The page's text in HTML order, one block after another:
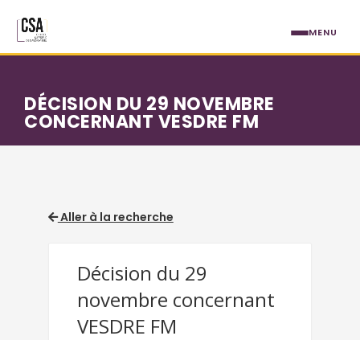
DÉCISION DU 29 NOVEMBRE
CONCERNANT VESDRE FM
Aller à la recherche
Décision du 29
novembre concernant
VESDRE FM
MENU